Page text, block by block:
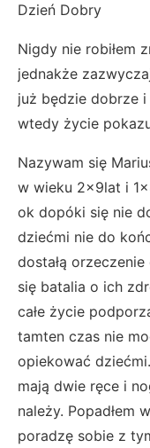
Dzień Dobry
Nigdy nie robiłem
jednakże
już będzie dobrze
wtedy życie
Nazywam się
w wieku 2x9lat i
ok dopóki się nie
dziećmi nie do
dostałą orzeczenie
się batalia o ich
całe życie
tamten czas nie
opiekować
mają dwie ręce i
należy. Popadłem
poradzę sobie z